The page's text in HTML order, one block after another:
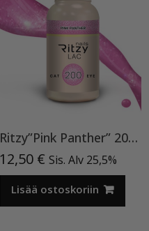
Ritzy”Pink Panther” 200, Cat Eye
12,50 € Sis. Alv 25,5%
Lisää ostoskoriin